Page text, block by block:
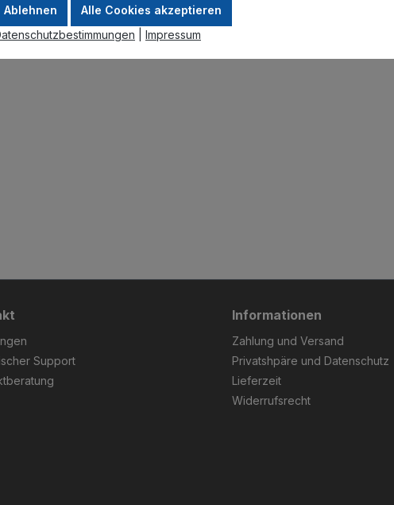
Support
Informationen
Zahlung und Versand
Privatshpäre und Datenschutz
Lieferzeit
Widerrufsrecht
Ablehnen
Alle Cookies akzeptieren
Impressum